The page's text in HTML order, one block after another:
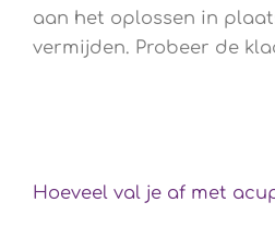
aan het oplossen in
vermijden. Probeer de
Hoeveel val je af met